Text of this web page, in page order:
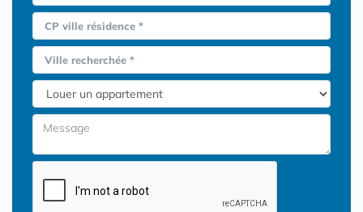
CP ville résidence *
Ville recherchée *